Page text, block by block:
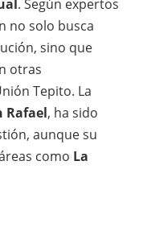
. Según expertos
no solo busca
sino que
otras
Tepito. La
Rafael, ha sido
aunque su
como La